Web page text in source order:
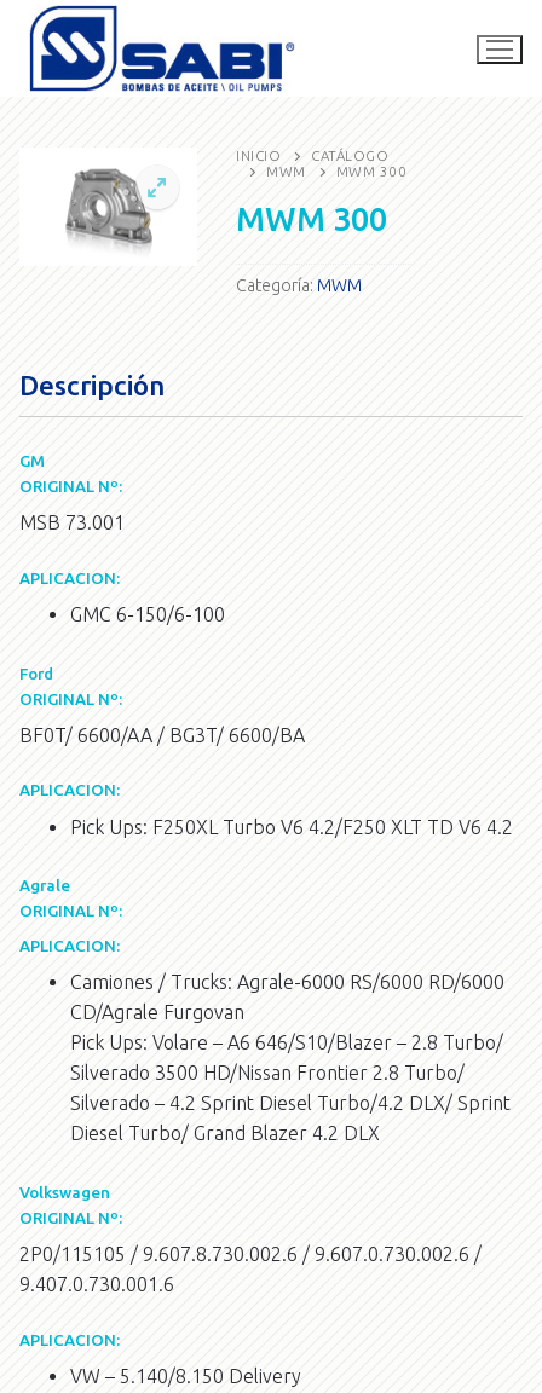
contenido
La empresa
Catálogo
Buscar
consultas@bombassabi.com.ar
INICIO
CATÁLOGO
MWM
MWM 300
MWM 300
Categoría: MWM
Descripción
GM
ORIGINAL Nº:
MSB 73.001
APLICACION:
GMC 6-150/6-100
Ford
ORIGINAL Nº:
BF0T/ 6600/AA / BG3T/ 6600/BA
APLICACION:
Pick Ups: F250XL Turbo V6 4.2/F250 XLT TD V6 4.2
Agrale
ORIGINAL Nº:
APLICACION:
Camiones / Trucks: Agrale-6000 RS/6000 RD/6000
CD/Agrale Furgovan
Pick Ups: Volare – A6 646/S10/Blazer – 2.8 Turbo/
Silverado 3500 HD/Nissan Frontier 2.8 Turbo/
Silverado – 4.2 Sprint Diesel Turbo/4.2 DLX/ Sprint
Diesel Turbo/ Grand Blazer 4.2 DLX
Volkswagen
ORIGINAL Nº:
2P0/115105 / 9.607.8.730.002.6 / 9.607.0.730.002.6 /
9.407.0.730.001.6
APLICACION:
VW – 5.140/8.150 Delivery